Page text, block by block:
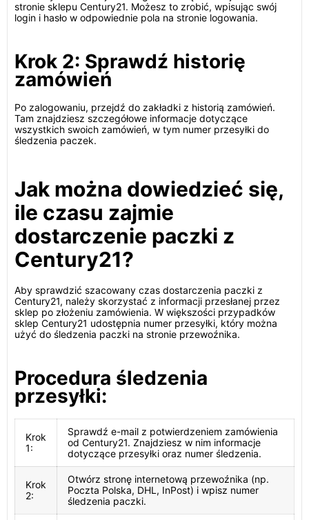
stronie sklepu Century21. Możesz to zrobić, wpisując swój
login i hasło w odpowiednie pola na stronie logowania.
Krok 2: Sprawdź historię
zamówień
Po zalogowaniu, przejdź do zakładki z historią zamówień.
Tam znajdziesz szczegółowe informacje dotyczące
wszystkich swoich zamówień, w tym numer przesyłki do
śledzenia paczek.
Jak można dowiedzieć się,
ile czasu zajmie
dostarczenie paczki z
Century21?
Aby sprawdzić szacowany czas dostarczenia paczki z
Century21, należy skorzystać z informacji przesłanej przez
sklep po złożeniu zamówienia. W większości przypadków
sklep Century21 udostępnia numer przesyłki, który można
użyć do śledzenia paczki na stronie przewoźnika.
Procedura śledzenia
przesyłki:
Krok
1:
Sprawdź e-mail z potwierdzeniem zamówienia
od Century21. Znajdziesz w nim informacje
dotyczące przesyłki oraz numer śledzenia.
Krok
2:
Otwórz stronę internetową przewoźnika (np.
Poczta Polska, DHL, InPost) i wpisz numer
śledzenia paczki.